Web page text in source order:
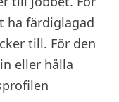
ha färdiglagad
till. För den
eller hålla